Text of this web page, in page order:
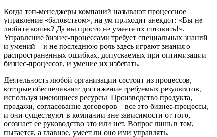
Когда топ-менеджеры компаний называют процессное
управление «баловством», на ум приходит анекдот: «Вы не
любите кошек? Да вы просто не умеете их готовить!».
Управление бизнес-процессами требует специальных знаний
и умений – и не последнюю роль здесь играют знания о
распространенных ошибках, допускаемых при оптимизации
бизнес-процессов, и умение их избегать.
Деятельность любой организации состоит из процессов,
которые обеспечивают достижение требуемых результатов,
используя имеющиеся ресурсы. Производство продукта,
продажи, согласование договоров – все это бизнес-процессы,
и они существуют в компании вне зависимости от того,
осознает ее руководство это или нет. Вопрос лишь в том,
пытается, а главное, умеет ли оно ими управлять.